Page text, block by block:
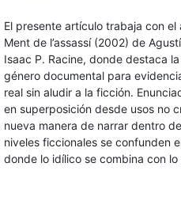
El presente artículo trabaja con
Ment de l’assassí (2002) de
Isaac P. Racine, donde destaca
género documental para
real sin aludir a la ficción.
en superposición desde usos no
nueva manera de narrar dentro
niveles ficcionales se confunden
donde lo idílico se combina con lo